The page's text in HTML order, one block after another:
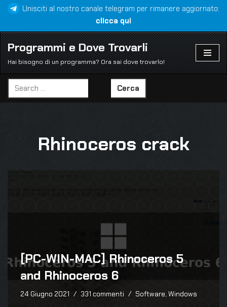
al
contenuto
Unisciti al nostro canale telegram per rimanere aggiornato:
clicca qui
Programmi e Dove Trovarli
Hai bisogno di un programma? Ora sai dove trovarlo!
Cerca
Rhinoceros crack
[PC-WIN-MAC] Rhinoceros 5
and Rhinoceros 6
24 Giugno 2021 331 commenti Software, Windows